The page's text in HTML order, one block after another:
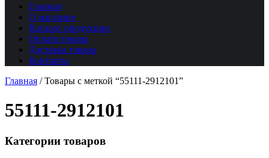
Главная
О магазине
Каталог продукции
Оплата товара
Доставка товара
Контакты
Главная /Товары с меткой “55111-2912101”
55111-2912101
Категории товаров